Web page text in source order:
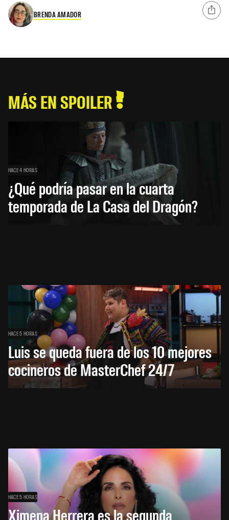
BRENDA AMADOR
MÁS EN SPOILER
HACE 4 HORAS
¿Qué podría pasar en la cuarta
temporada de La Casa del Dragón?
HACE 5 HORAS
Luis se queda fuera de los 10 mejores
cocineros de MasterChef 24/7
HACE 5 HORAS
Ximena Herrera es la segunda